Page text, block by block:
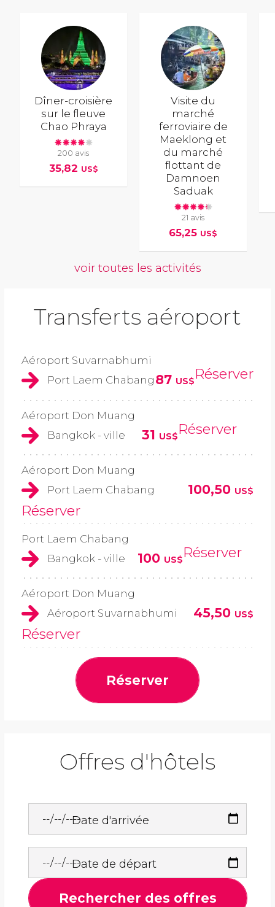
Dîner-croisière
sur le fleuve
Chao Phraya
200 avis
35,82 US$
Visite du
marché
ferroviaire de
Maeklong et
du marché
flottant de
Damnoen
Saduak
21 avis
65,25 US$
voir toutes les activités
Transferts aéroport
Aéroport Suvarnabhumi
Port Laem Chabang 87 US$Réserver
Aéroport Don Muang
Bangkok - ville
31 US$Réserver
Aéroport Don Muang
Port Laem Chabang
100,50 US$
Réserver
Port Laem Chabang
Bangkok - ville
100 US$Réserver
Aéroport Don Muang
Aéroport Suvarnabhumi
45,50 US$
Réserver
Réserver
Offres d'hôtels
Date d'arrivée
Date de départ
Rechercher des offres